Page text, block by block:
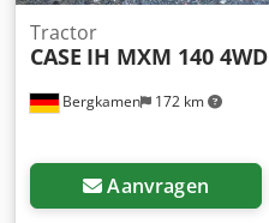
Bergkamen 172 km
Tractor
CASE IH MXM 140 4WD
Aanvragen